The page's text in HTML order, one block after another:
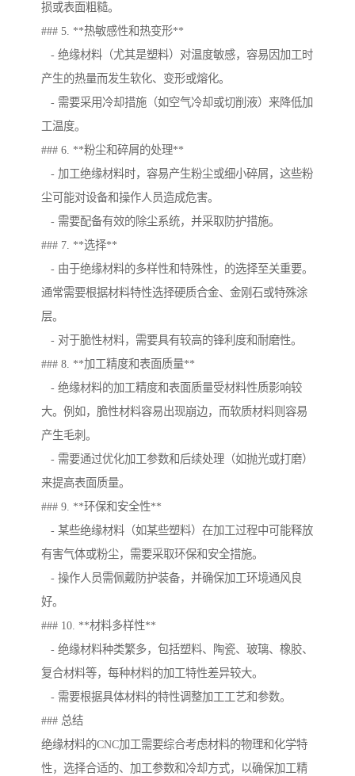
损或表面粗糙。
### 5. **热敏感性和热变形**
- 绝缘材料（尤其是塑料）对温度敏感，容易因加工时
产生的热量而发生软化、变形或熔化。
- 需要采用冷却措施（如空气冷却或切削液）来降低加
工温度。
### 6. **粉尘和碎屑的处理**
- 加工绝缘材料时，容易产生粉尘或细小碎屑，这些粉
尘可能对设备和操作人员造成危害。
- 需要配备有效的除尘系统，并采取防护措施。
### 7. **选择**
- 由于绝缘材料的多样性和特殊性，的选择至关重要。
通常需要根据材料特性选择硬质合金、金刚石或特殊涂
层。
- 对于脆性材料，需要具有较高的锋利度和耐磨性。
### 8. **加工精度和表面质量**
- 绝缘材料的加工精度和表面质量受材料性质影响较
大。例如，脆性材料容易出现崩边，而软质材料则容易
产生毛刺。
- 需要通过优化加工参数和后续处理（如抛光或打磨）
来提高表面质量。
### 9. **环保和安全性**
- 某些绝缘材料（如某些塑料）在加工过程中可能释放
有害气体或粉尘，需要采取环保和安全措施。
- 操作人员需佩戴防护装备，并确保加工环境通风良
好。
### 10. **材料多样性**
- 绝缘材料种类繁多，包括塑料、陶瓷、玻璃、橡胶、
复合材料等，每种材料的加工特性差异较大。
- 需要根据具体材料的特性调整加工工艺和参数。
### 总结
绝缘材料的CNC加工需要综合考虑材料的物理和化学特
性，选择合适的、加工参数和冷却方式，以确保加工精